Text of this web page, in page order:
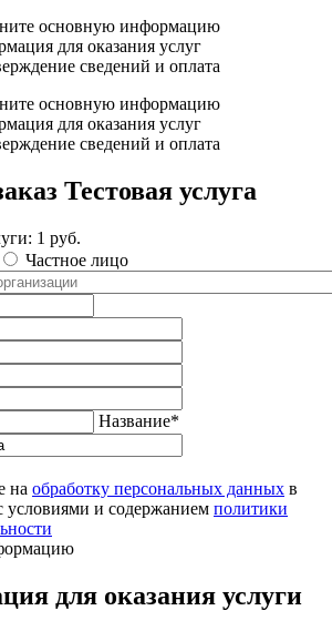
основную информацию
для оказания услуг
сведений и оплата
основную информацию
для оказания услуг
сведений и оплата
Тестовая услуга
1 руб.
Частное лицо
Название*
на обработку персональных данных в
условиями и содержанием политики
для оказания услуги